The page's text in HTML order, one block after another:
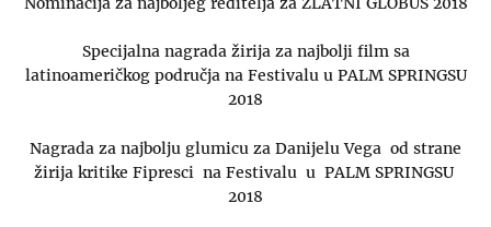
Specijalna nagrada žirija za najbolji film sa
latinoameričkog područja na Festivalu u PALM SPRINGSU
2018
Nagrada za najbolju glumicu za Danijelu Vega od strane
žirija kritike Fipresci na Festivalu u PALM SPRINGSU
2018